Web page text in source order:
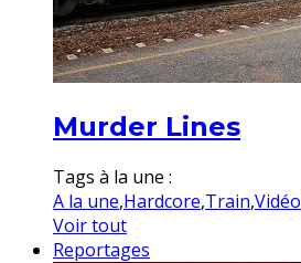
Murder Lines
Tags à la une :
A la une,Hardcore,Train,Vidéo
Voir tout
Reportages